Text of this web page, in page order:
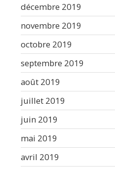
décembre 2019
novembre 2019
octobre 2019
septembre 2019
août 2019
juillet 2019
juin 2019
mai 2019
avril 2019